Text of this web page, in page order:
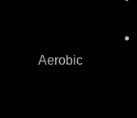
Aerobic